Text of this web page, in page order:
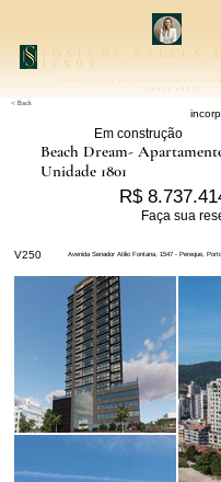
josiani salles
jesus
creci 47315
Especialista em Investimentos
< Back
Em construção
Beach Dream-
Unidade 1801
V250
R$
Faça sua
Avenida Senador Atilio Fontana, 1547 - Pereque,